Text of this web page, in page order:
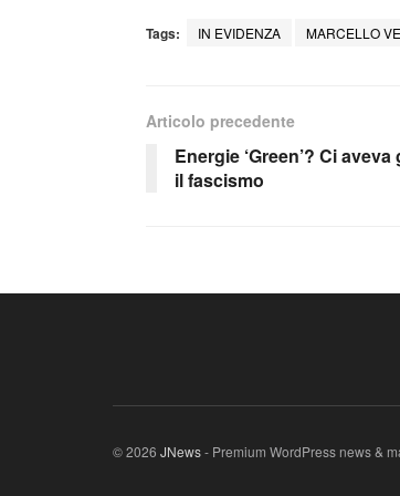
Tags: IN EVIDENZA MARCELLO
Articolo precedente
Energie ‘Green’? Ci
il fascismo
© 2026 JNews- Premium WordPress news &